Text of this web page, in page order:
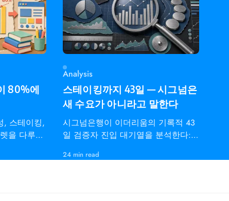
80%에
, 스테이킹,
을 다루는
Analysis
스테이킹까지 43일 — 시그넘은
새 수요가 아니라고 말한다
시그넘은행이 이더리움의 기록적 43
일 검증자 진입 대기열을 분석한다:
24 min read